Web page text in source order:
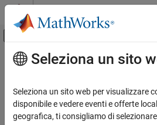
Vai al contenuto
Attiva/disattiva menu
Pagina iniziale della documentazione
Requirements Toolbox
Contenuto principale
deleteAttribute
Class:slreq.LinkSet
Namespace:slreq
Seleziona un sito
Seleziona un sito web per visualizzare
disponibile e vedere eventi e offerte
geografica, ti consigliamo di